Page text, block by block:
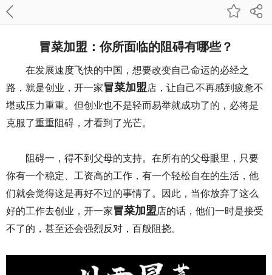
冒菜加盟：你所面临的阻碍有哪些？
在发展速度飞快的中国，想要改变自己命运的必经之
路，就是创业，开一家冒菜加盟店，让自己不再感到疲惫不
堪或压力重重。但创业也不是轻而易举就成功了的，必将是
克服了重重阻碍，才看到了光芒。
阻碍一，得不到父母的支持。在所有的父母眼里，只要
你有一个稳定、工资高的工作，有一个轻松自在的生活，他
们就会觉得这是再好不过的事情了。因此，当你放弃了这么
好的工作去创业，开一家冒菜加盟店的话，他们一时是接受
不了的，甚至还会强烈反对，百般阻挠。